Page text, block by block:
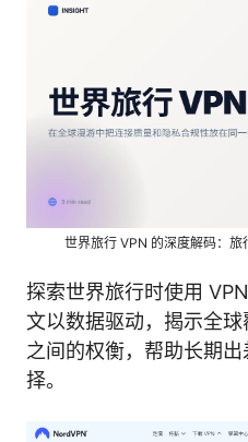
世界旅行 VPN 的深度解码：
探索世界旅行时使用
文以数据驱动，揭示全
之间的权衡，帮助长期
择。